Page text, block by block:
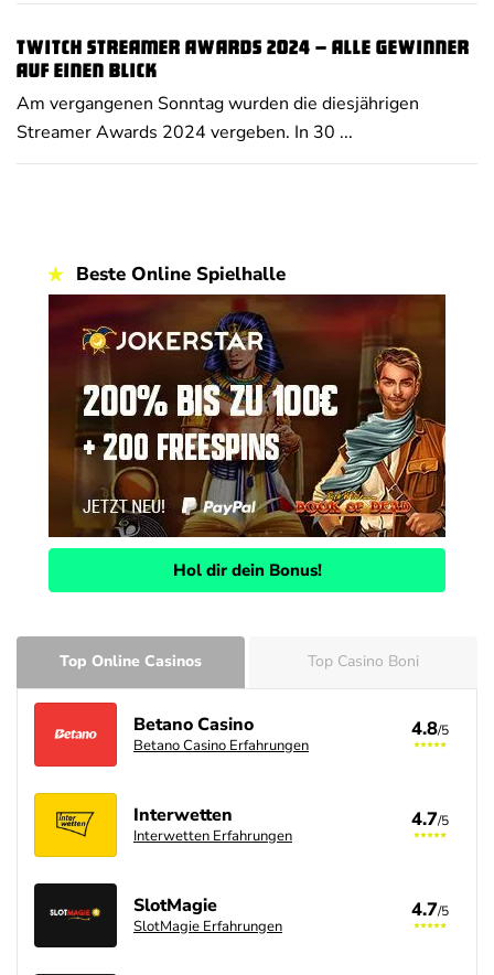
Twitch Streamer Awards 2024 – alle Gewinner
auf einen Blick
Am vergangenen Sonntag wurden die diesjährigen
Streamer Awards 2024 vergeben. In 30 ...
Beste Online Spielhalle
Hol dir dein Bonus!
Top Online Casinos Top Casino Boni
Betano Casino
Betano Casino Erfahrungen
4.8/5
Interwetten
Interwetten Erfahrungen
4.7/5
SlotMagie
SlotMagie Erfahrungen
4.7/5